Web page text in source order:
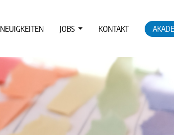
NEUIGKEITEN JOBS KONTAKT